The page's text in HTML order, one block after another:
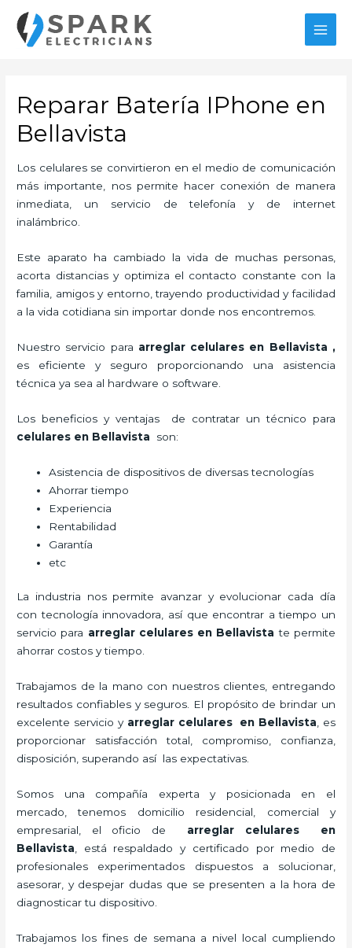
contenido
Reparar Batería IPhone en
Bellavista
Los celulares se convirtieron en el medio de comunicación
más importante, nos permite hacer conexión de manera
inmediata, un servicio de telefonía y de internet
inalámbrico.
Este aparato ha cambiado la vida de muchas personas,
acorta distancias y optimiza el contacto constante con la
familia, amigos y entorno, trayendo productividad y facilidad
a la vida cotidiana sin importar donde nos encontremos.
Nuestro servicio para arreglar celulares en Bellavista ,
es eficiente y seguro proporcionando una asistencia
técnica ya sea al hardware o software.
Los beneficios y ventajas de contratar un técnico para
celulares en Bellavista son:
Asistencia de dispositivos de diversas tecnologías
Ahorrar tiempo
Experiencia
Rentabilidad
Garantía
etc
La industria nos permite avanzar y evolucionar cada día
con tecnología innovadora, así que encontrar a tiempo un
servicio para arreglar celulares en Bellavista te permite
ahorrar costos y tiempo.
Trabajamos de la mano con nuestros clientes, entregando
resultados confiables y seguros. El propósito de brindar un
excelente servicio y arreglar celulares en Bellavista , es
proporcionar satisfacción total, compromiso, confianza,
disposición, superando así las expectativas.
Somos una compañía experta y posicionada en el
mercado, tenemos domicilio residencial, comercial y
empresarial, el oficio de arreglar celulares en
Bellavista , está respaldado y certificado por medio de
profesionales experimentados dispuestos a solucionar,
asesorar, y despejar dudas que se presenten a la hora de
diagnosticar tu dispositivo.
Trabajamos los fines de semana a nivel local cumpliendo